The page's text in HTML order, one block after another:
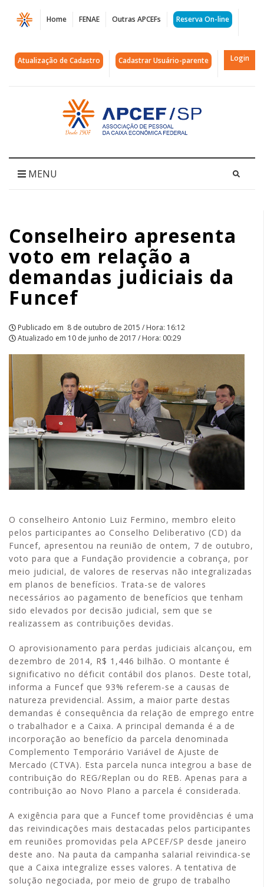
Página
Conselheiro
apresenta
relação
demandas
Funcef
|
APCEF/SP
Home FENAE Outras APCEFs Reserva On-line
Atualização de Cadastro Cadastrar Usuário-parente Login
Acessar
página
inicial
MENU
Conselheiro apresenta
voto em relação a
demandas judiciais da
Funcef
Publicado em 8 de outubro de 2015 / Hora: 16:12
Atualizado em 10 de junho de 2017 / Hora: 00:29
O conselheiro Antonio Luiz Fermino, membro eleito
pelos participantes ao Conselho Deliberativo (CD) da
Funcef, apresentou na reunião de ontem, 7 de outubro,
voto para que a Fundação providencie a cobrança, por
meio judicial, de valores de reservas não integralizadas
em planos de benefícios. Trata-se de valores
necessários ao pagamento de benefícios que tenham
sido elevados por decisão judicial, sem que se
realizassem as contribuições devidas.
O aprovisionamento para perdas judiciais alcançou, em
dezembro de 2014, R$ 1,446 bilhão. O montante é
significativo no déficit contábil dos planos. Deste total,
informa a Funcef que 93% referem-se a causas de
natureza previdencial. Assim, a maior parte destas
demandas é consequência da relação de emprego entre
o trabalhador e a Caixa. A principal demanda é a de
incorporação ao benefício da parcela denominada
Complemento Temporário Variável de Ajuste de
Mercado (CTVA). Esta parcela nunca integrou a base de
contribuição do REG/Replan ou do REB. Apenas para a
contribuição ao Novo Plano a parcela é considerada.
A exigência para que a Funcef tome providências é uma
das reivindicações mais destacadas pelos participantes
em reuniões promovidas pela APCEF/SP desde janeiro
deste ano. Na pauta da campanha salarial reivindica-se
que a Caixa integralize esses valores. A tentativa de
solução negociada, por meio de grupo de trabalho